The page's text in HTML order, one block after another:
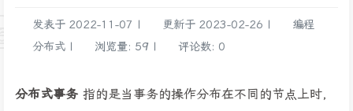
发表于 2022-11-07 | 更新于 2023-02-26 |
编程
分布式 | 浏览量: 59 | 评论数: 0
分布式事务 指的是当事务的操作分布在不同的节点上时，